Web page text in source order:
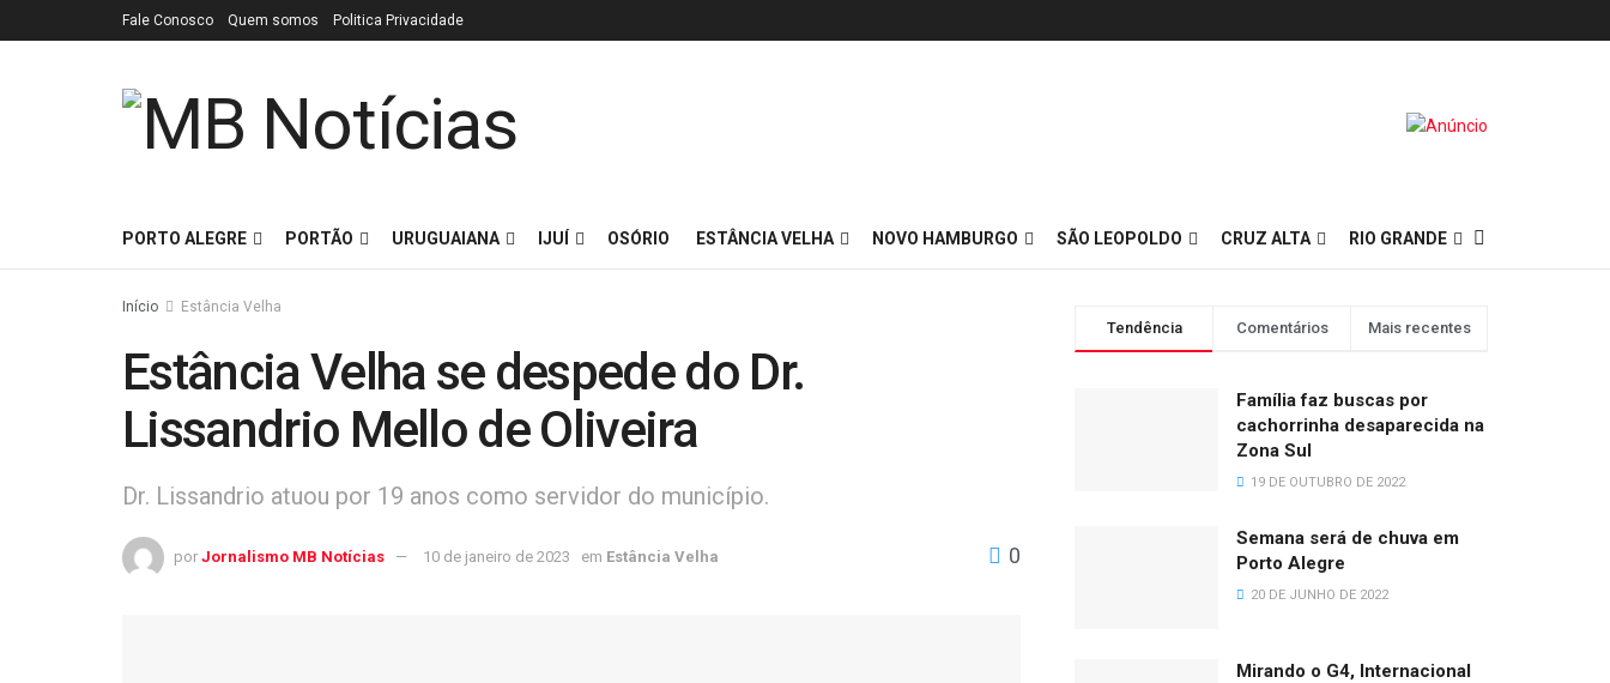
Fale Conosco Quem somos Politica Privacidade
PORTO ALEGRE PORTÃO URUGUAIANA IJUÍ OSÓRIO ESTÂNCIA VELHA NOVO HAMBURGO SÃO LEOPOLDO CRUZ ALTA RIO GRANDE
Início Estância Velha
Estância Velha se despede do Dr.
Lissandrio Mello de Oliveira
Dr. Lissandrio atuou por 19 anos como servidor do município.
por Jornalismo MB Notícias 10 de janeiro de 2023 em Estância Velha 0
Tendência Comentários Mais recentes
Família faz buscas por
cachorrinha desaparecida na
Zona Sul
19 DE OUTUBRO DE 2022
Semana será de chuva em
Porto Alegre
20 DE JUNHO DE 2022
Mirando o G4, Internacional